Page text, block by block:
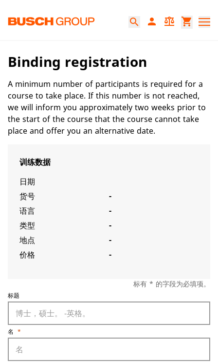
search person balance shopping_cart
Binding registration
A minimum number of participants is required for a
course to take place. If this number is not reached,
we will inform you approximately two weeks prior to
the start of the course that the course cannot take
place and offer you an alternative date.
标有 * 的字段为必填项。
标题
名 *
训练数据
日期
货号
-
语言
-
类型
-
地点
-
价格
-